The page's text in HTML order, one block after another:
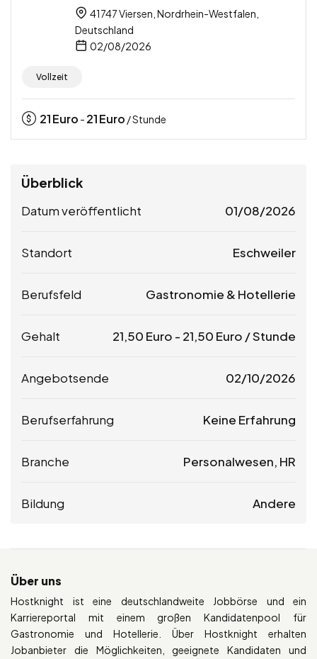
41747 Viersen, Nordrhein-Westfalen,
Deutschland
02/08/2026
Vollzeit
21Euro - 21Euro / Stunde
Überblick
Datum veröffentlicht 01/08/2026
Standort Eschweiler
Berufsfeld Gastronomie & Hotellerie
Gehalt 21,50 Euro - 21,50 Euro / Stunde
Angebotsende 02/10/2026
Berufserfahrung Keine Erfahrung
Branche Personalwesen, HR
Bildung Andere
Über uns
Hostknight ist eine deutschlandweite Jobbörse und ein
Karriereportal mit einem großen Kandidatenpool für
Gastronomie und Hotellerie. Über Hostknight erhalten
Jobanbieter die Möglichkeiten, geeignete Kandidaten und